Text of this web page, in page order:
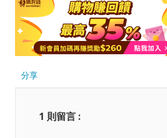
分享
1 則留言 :